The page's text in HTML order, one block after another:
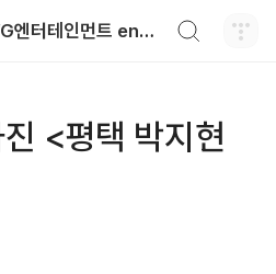
와일드진생WG엔터테인먼트 entertainment
<평택 박지현